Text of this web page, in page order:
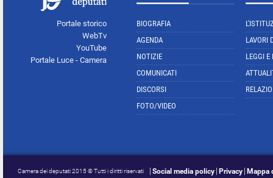
Portale storico
WebTv
YouTube
Portale Luce - Camera
BIOGRAFIA
AGENDA
NOTIZIE
COMUNICATI
DISCORSI
FOTO/VIDEO
LAVORI
LEGGI E
Camera dei deputati 2015 © Tutti i diritti riservati Social media policy Privacy Mappa